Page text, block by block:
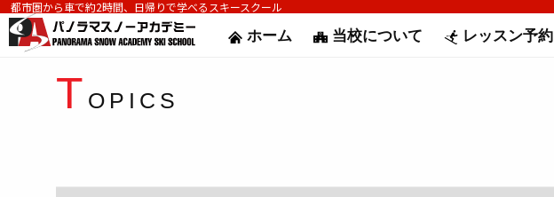
都市圏から車で約2時間、日帰りで学べるスキースクール
ホーム 当校について レッスン予約
T OPICS